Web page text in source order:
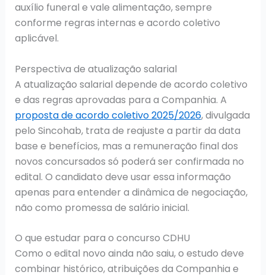
auxílio funeral e vale alimentação, sempre
conforme regras internas e acordo coletivo
aplicável.
Perspectiva de atualização salarial
A atualização salarial depende de acordo coletivo
e das regras aprovadas para a Companhia. A
proposta de acordo coletivo 2025/2026, divulgada
pelo Sincohab, trata de reajuste a partir da data
base e benefícios, mas a remuneração final dos
novos concursados só poderá ser confirmada no
edital. O candidato deve usar essa informação
apenas para entender a dinâmica de negociação,
não como promessa de salário inicial.
O que estudar para o concurso CDHU
Como o edital novo ainda não saiu, o estudo deve
combinar histórico, atribuições da Companhia e